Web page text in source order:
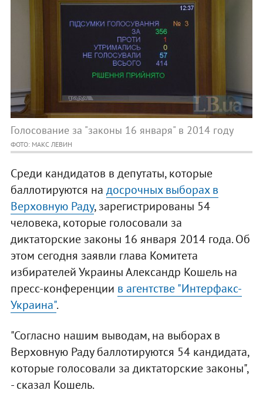
Голосование за "законы 16 января" в 2014 году
ФОТО: МАКС ЛЕВИН
Среди кандидатов в депутаты, которые
баллотируются на досрочных выборах в
Верховную Раду, зарегистрированы 54
человека, которые голосовали за
диктаторские законы 16 января 2014 года. Об
этом сегодня заявли глава Комитета
избирателей Украины Александр Кошель на
пресс-конференции в агентстве "Интерфакс-
Украина".
"Согласно нашим выводам, на выборах в
Верховную Раду баллотируются 54 кандидата,
которые голосовали за диктаторские законы",
- сказал Кошель.